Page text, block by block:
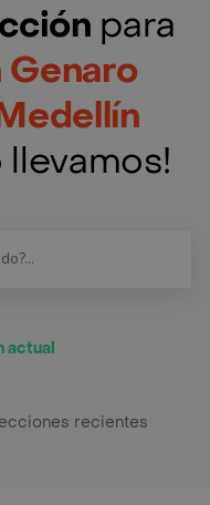
para
Genaro
llevamos!
actual
recientes